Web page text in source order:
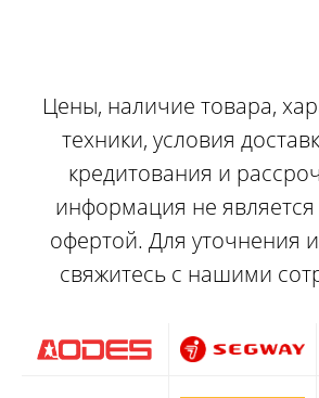
Цены, наличие товара,
техники, условия
кредитования и
информация не
офертой. Для уточнения
свяжитесь с нашими